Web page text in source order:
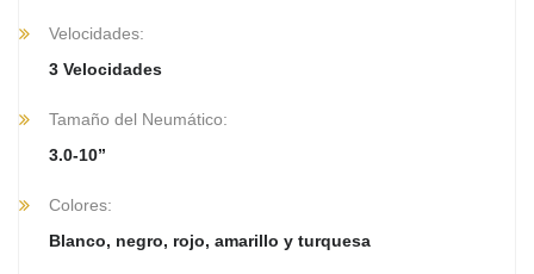
Velocidades:
3 Velocidades
Tamaño del Neumático:
3.0-10”
Colores:
Blanco, negro, rojo, amarillo y turquesa